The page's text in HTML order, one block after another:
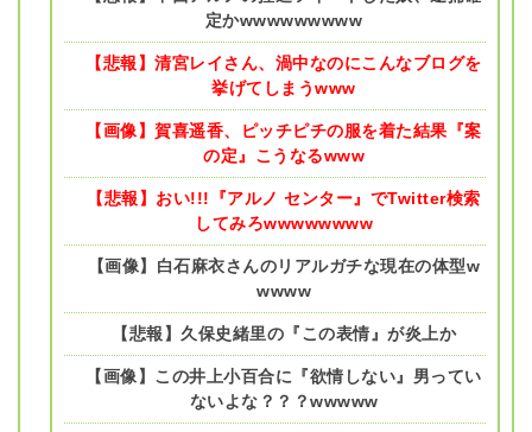
定かwwwwwwwww
【悲報】清宮レイさん、渦中なのにこんなブログを
挙げてしまうwww
【画像】賀喜遥香、ピッチピチの服を着た結果『案
の定』こうなるwww
【悲報】おい!!!『アルノ センター』でTwitter検索
してみろwwwwwwww
【画像】白石麻衣さんのリアルガチな現在の体型w
wwww
【悲報】久保史緒里の『この表情』が炎上か
【画像】この井上小百合に『欲情しない』男ってい
ないよな？？？wwwww